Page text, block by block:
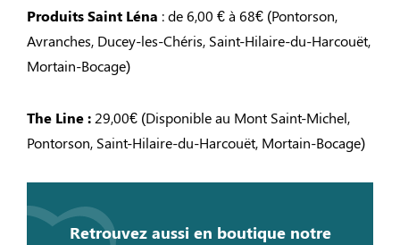
Produits Saint Léna : de 6,00 € à 68€ (Pontorson,
Avranches, Ducey-les-Chéris, Saint-Hilaire-du-Harcouët,
Mortain-Bocage)
The Line :29,00€ (Disponible au Mont Saint-Michel,
Pontorson, Saint-Hilaire-du-Harcouët, Mortain-Bocage)
Retrouvez aussi en boutique notre